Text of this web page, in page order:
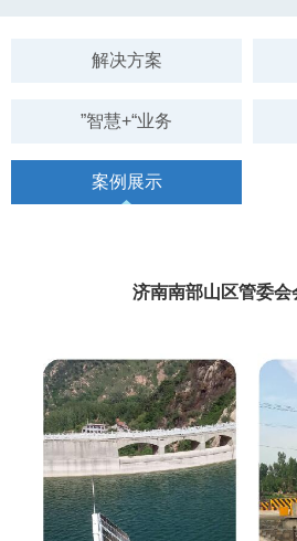
解决方案
”智慧+“业务
案例展示
济南南部山区管委会